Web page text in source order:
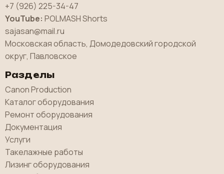
+7 (926) 225-34-47
YouTube: POLMASH Shorts
sajasan@mail.ru
Московская область, Домодедовский городской
округ, Павловское
Разделы
Canon Production
Каталог оборудования
Ремонт оборудования
Документация
Услуги
Такелажные работы
Лизинг оборудования